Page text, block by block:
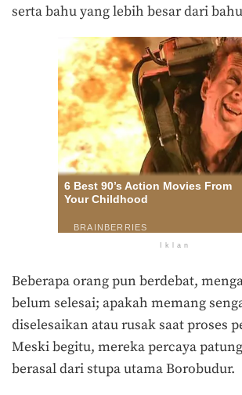
serta bahu yang lebih besar dari
Iklan
Beberapa orang pun berdebat,
belum selesai; apakah memang
diselesaikan atau rusak saat proses
Meski begitu, mereka percaya
berasal dari stupa utama Borobudur.